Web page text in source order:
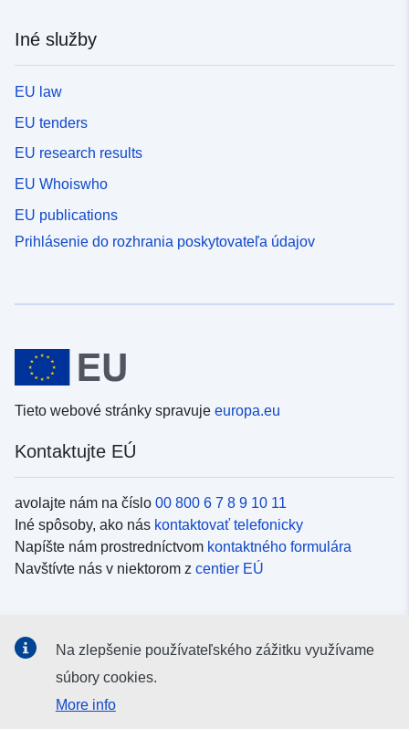
Iné služby
EU law
EU tenders
EU research results
EU Whoiswho
EU publications
Prihlásenie do rozhrania poskytovateľa údajov
Tieto webové stránky spravuje europa.eu
Kontaktujte EÚ
avolajte nám na číslo 00 800 6 7 8 9 10 11
Iné spôsoby, ako nás kontaktovať telefonicky
Napíšte nám prostredníctvom kontaktného formulára
Navštívte nás v niektorom z centier EÚ
Kanály EÚ nasociálnych médiách
Na zlepšenie používateľského zážitku využívame
súbory cookies.
More info